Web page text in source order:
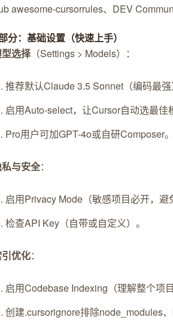
awesome-cursorrules、DEV
分：基础设置（快速上手）
选择（Settings > Models）：
推荐默认Claude 3.5 Sonnet（编码最强
启用Auto-select，让Cursor自动选最佳
Pro用户可加GPT-4o或自研Composer。
与安全：
启用Privacy Mode（敏感项目必开，避
检查API Key（自带或自定义）。
优化：
启用Codebase Indexing（理解整个项目
创建.cursorignore排除node_modules、